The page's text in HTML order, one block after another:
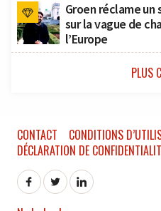
Groen réclame un
sur la vague de
l’Europe
PLUS
CONTACT
CONDITIONS
DÉCLARATION DE